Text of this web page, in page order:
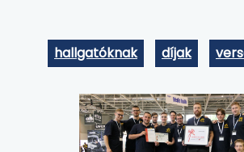
hallgatóknak díjak